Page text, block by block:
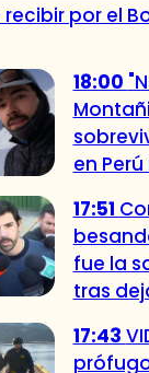
por el
18:00
en
17:51
fue la
tras
17:43